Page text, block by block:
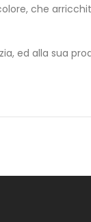
che
ed alla sua